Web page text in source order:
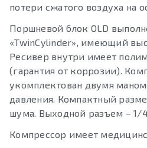
потери сжатого воздуха на
Поршневой блок OLD
«TwinCylinder», имеющий
Ресивер внутри имеет
(гарантия от коррозии).
укомплектован двумя
давления. Компактный
шума. Выходной разъем – 1/
Компрессор имеет